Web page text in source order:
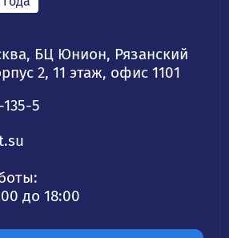
БЦ Юнион, Рязанский
2, 11 этаж, офис 1101
135-5
до 18:00